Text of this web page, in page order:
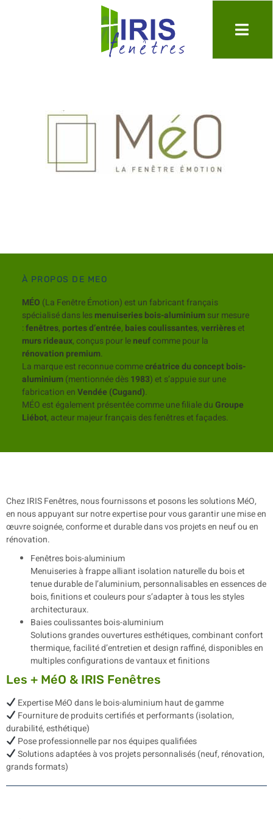
À PROPOS DE MEO
MÉO (La Fenêtre Émotion) est un fabricant français
spécialisé dans lesmenuiseries bois-aluminiumsur mesure
:fenêtres, portes d’entrée, baies coulissantes,verrièreset
murs rideaux, conçus pour leneufcomme pour la
rénovation premium.
La marque est reconnue commecréatrice du concept bois-
aluminium(mentionnée dès1983) et s’appuie sur une
fabrication enVendée (Cugand).
MÉO est également présentée comme une filiale duGroupe
Liébot, acteur majeur français des fenêtres et façades.
Chez IRIS Fenêtres, nous fournissons et posons les solutions MéO,
en nous appuyant sur notre expertise pour vous garantir une mise en
œuvre soignée, conforme et durable dans vos projets en neuf ou en
rénovation.
Fenêtres bois-aluminium
Menuiseries à frappe alliant isolation naturelle du bois et
tenue durable de l’aluminium, personnalisables en essences de
bois, finitions et couleurs pour s’adapter à tous les styles
architecturaux.
Baies coulissantes bois-aluminium
Solutions grandes ouvertures esthétiques, combinant confort
thermique, facilité d’entretien et design raffiné, disponibles en
multiples configurations de vantaux et finitions
Les + MéO & IRIS Fenêtres
Expertise MéO dans le bois-aluminium haut de gamme
Fourniture de produits certifiés et performants (isolation,
durabilité, esthétique)
Pose professionnelle par nos équipes qualifiées
Solutions adaptées à vos projets personnalisés (neuf, rénovation,
grands formats)